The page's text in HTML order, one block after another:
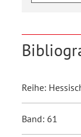
Reihe:
Band: 61